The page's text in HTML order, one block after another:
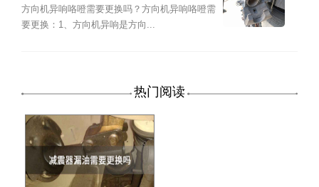
方向机异响咯噔需要更换吗？方向机异响咯噔需
要更换：1、方向机异响是方向...
热门阅读